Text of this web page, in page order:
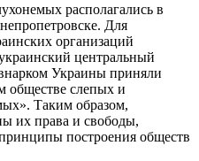
располагались в
Для
организаций
центральный
Украины приняли
обществе слепых и
Таким образом,
их права и свободы,
построения обществ